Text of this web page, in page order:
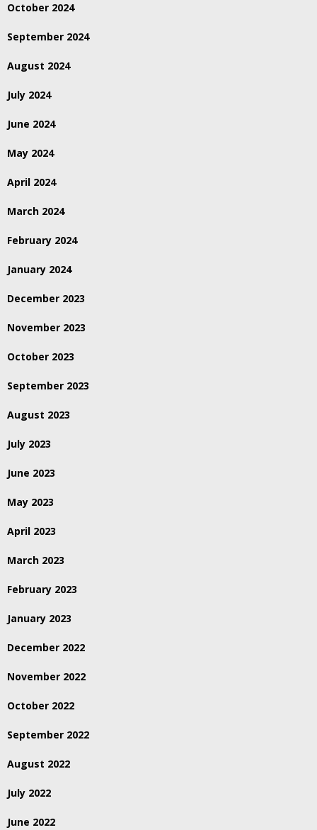
October 2024
September 2024
August 2024
July 2024
June 2024
May 2024
April 2024
March 2024
February 2024
January 2024
December 2023
November 2023
October 2023
September 2023
August 2023
July 2023
June 2023
May 2023
April 2023
March 2023
February 2023
January 2023
December 2022
November 2022
October 2022
September 2022
August 2022
July 2022
June 2022